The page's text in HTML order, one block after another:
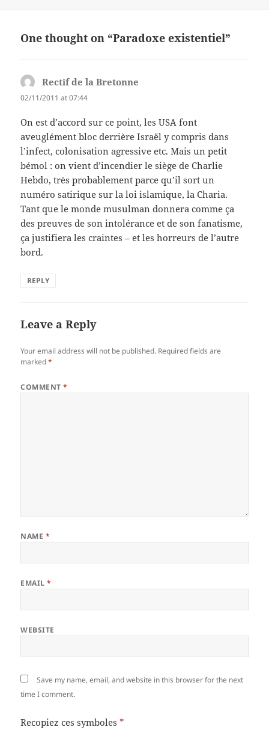
One thought on “Paradoxe existentiel”
Rectif de la Bretonne
02/11/2011 at 07:44
On est d’accord sur ce point, les USA font
aveuglément bloc derrière Israël y compris dans
l’infect, colonisation agressive etc. Mais un petit
bémol : on vient d’incendier le siège de Charlie
Hebdo, très probablement parce qu’il sort un
numéro satirique sur la loi islamique, la Charia.
Tant que le monde musulman donnera comme ça
des preuves de son intolérance et de son fanatisme,
ça justifiera les craintes – et les horreurs de l’autre
bord.
REPLY
Leave a Reply
Your email address will not be published. Required fields are
marked*
COMMENT*
NAME *
EMAIL*
WEBSITE
Save my name, email, and website in this browser for the next
time I comment.
Recopiez ces symboles *